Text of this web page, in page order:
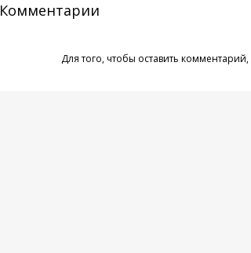
Комментарии
Для того, чтобы оставить комментарий,